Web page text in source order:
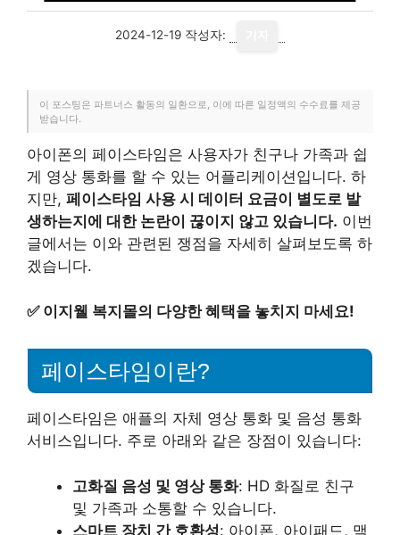
2024-12-19 작성자:
이 포스팅은 파트너스 활동의 일환으로, 이에 따른 일정액의 수수료를 제공
받습니다.
아이폰의 페이스타임은 사용자가 친구나 가족과 쉽
게 영상 통화를 할 수 있는 어플리케이션입니다. 하
지만, 페이스타임 사용 시 데이터 요금이 별도로 발
생하는지에 대한 논란이 끊이지 않고 있습니다. 이번
글에서는 이와 관련된 쟁점을 자세히 살펴보도록 하
겠습니다.
✅ 이지웰 복지몰의 다양한 혜택을 놓치지 마세요!
페이스타임이란?
페이스타임은 애플의 자체 영상 통화 및 음성 통화
서비스입니다. 주로 아래와 같은 장점이 있습니다:
고화질 음성 및 영상 통화: HD 화질로 친구
및 가족과 소통할 수 있습니다.
스마트 장치 간 호환성: 아이폰, 아이패드, 맥